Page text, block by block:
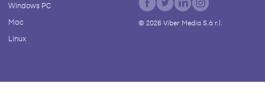
Windows PC
Mac
Linux
© 2026Viber Media S.à r.l.